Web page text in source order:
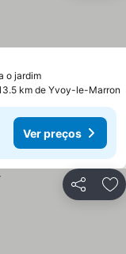
o jardimVer preços
km de Yvoy-le-Marron
Ver preços
Partilhar